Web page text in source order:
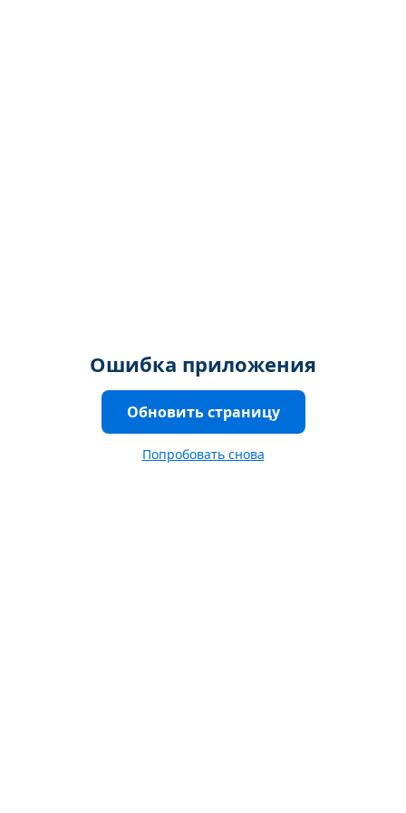
Ошибка приложения
Обновить страницу
Попробовать снова